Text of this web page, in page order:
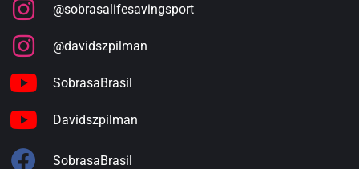
@sobrasalifesavingsport
@davidszpilman
SobrasaBrasil
Davidszpilman
SobrasaBrasil